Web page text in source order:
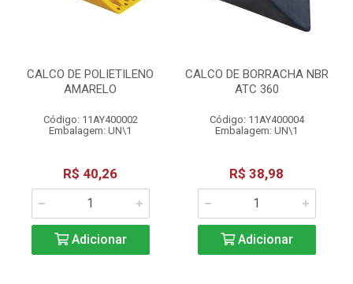
CALCO DE POLIETILENO
AMARELO
Código: 11AY400002
Embalagem: UN\1
R$ 40,26
Adicionar
CALCO DE BORRACHA NBR
ATC 360
Código: 11AY400004
Embalagem: UN\1
R$ 38,98
Adicionar